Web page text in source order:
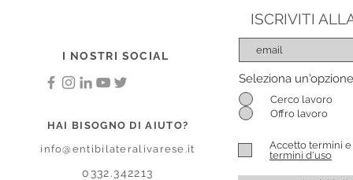
ISCRIVITI
I NOSTRI SOCIAL
HAI BISOGNO DI AIUTO?
info@entibilateralivarese.it
0332.342213
Seleziona un'opzione
Cerco lavoro
Offro lavoro
Accetto termini
termini d'uso